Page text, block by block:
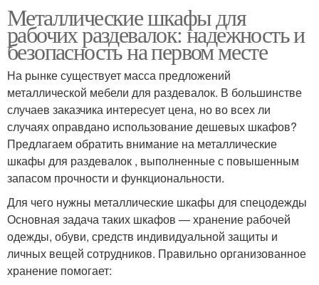
Металлические шкафы для
рабочих раздевалок: надежность и
безопасность на первом месте
На рынке существует масса предложений
металлической мебели для раздевалок. В большинстве
случаев заказчика интересует цена, но во всех ли
случаях оправдано использование дешевых шкафов?
Предлагаем обратить внимание на металлические
шкафы для раздевалок , выполненные с повышенным
запасом прочности и функциональности.
Для чего нужны металлические шкафы для спецодежды
Основная задача таких шкафов — хранение рабочей
одежды, обуви, средств индивидуальной защиты и
личных вещей сотрудников. Правильно организованное
хранение помогает: